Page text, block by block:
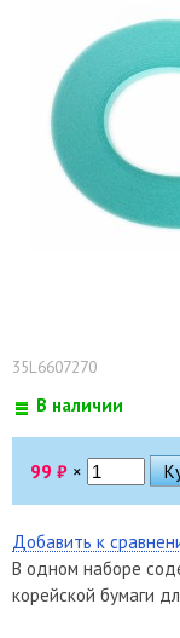
35L6607270
В наличии
99 ₽ ×
Добавить к
В одном наборе
корейской бумаги